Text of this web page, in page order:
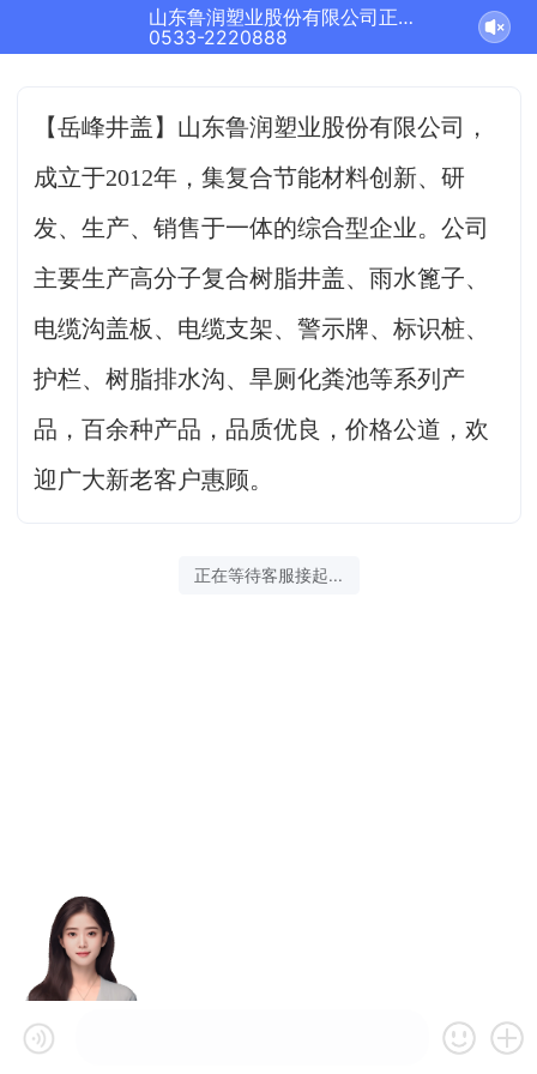
山东鲁润塑业股份有限公司正在为您服务
0533-2220888
【岳峰井盖】山东鲁润塑业股份有限公司，
成立于2012年，集复合节能材料创新、研
发、生产、销售于一体的综合型企业。公司
主要生产高分子复合树脂井盖、雨水篦子、
电缆沟盖板、电缆支架、警示牌、标识桩、
护栏、树脂排水沟、旱厕化粪池等系列产
品，百余种产品，品质优良，价格公道，欢
迎广大新老客户惠顾。
正在等待客服接起...